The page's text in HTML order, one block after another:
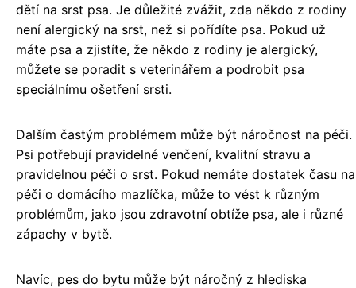
dětí na srst psa. Je důležité zvážit, zda někdo z rodiny
není alergický na srst, než si pořídíte psa. Pokud už
máte psa a zjistíte, že někdo z rodiny je alergický,
můžete se poradit s veterinářem a podrobit psa
speciálnímu ošetření srsti.
Dalším častým problémem může být náročnost na péči.
Psi potřebují pravidelné venčení, kvalitní stravu a
pravidelnou péči o srst. Pokud nemáte dostatek času na
péči o domácího mazlíčka, může to vést k různým
problémům, jako jsou zdravotní obtíže psa, ale i různé
zápachy v bytě.
Navíc, pes do bytu může být náročný z hlediska